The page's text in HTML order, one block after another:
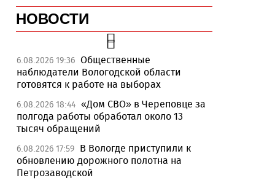
НОВОСТИ
6.08.2026 19:36 Общественные
наблюдатели Вологодской области
готовятся к работе на выборах
6.08.2026 18:44 «Дом СВО» в Череповце за
полгода работы обработал около 13
тысяч обращений
6.08.2026 17:59 В Вологде приступили к
обновлению дорожного полотна на
Петрозаводской